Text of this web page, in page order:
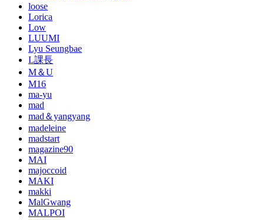
loose
Lorica
Low
LUUMI
Lyu Seungbae
L課長
M＆U
M16
ma-yu
mad
mad＆yangyang
madeleine
madstart
magazine90
MAI
majoccoid
MAKI
makki
MalGwang
MALPOI